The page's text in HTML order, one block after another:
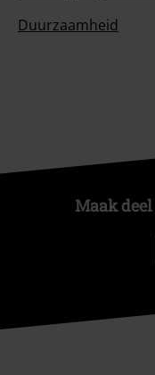
Duurzaamheid
Maak